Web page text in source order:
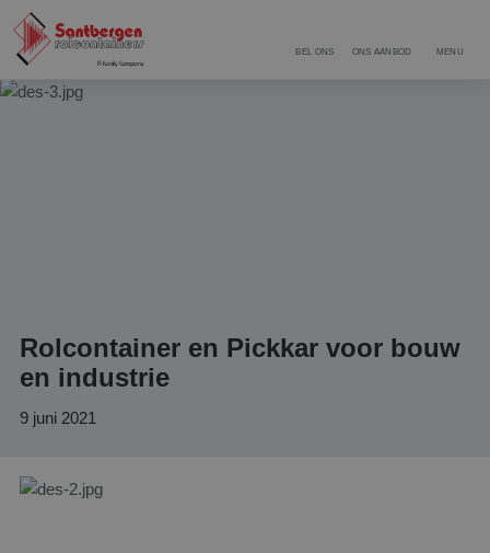
BEL ONS ONS AANBOD MENU
Rolcontainer en Pickkar voor bouw
en industrie
9 juni 2021